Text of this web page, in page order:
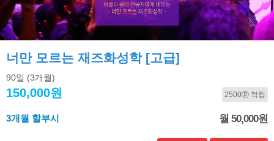
너만 모르는 재즈화성학 [고급]
90일 (3개월)
150,000원 2500ⓟ 적립
3개월 할부시 월 50,000원